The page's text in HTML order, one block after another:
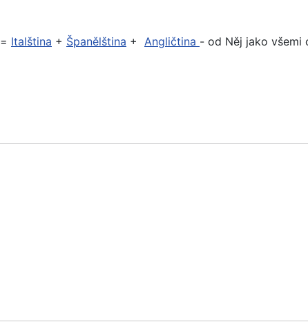
= Italština + Španělština + Angličtina - od Něj jako všemi